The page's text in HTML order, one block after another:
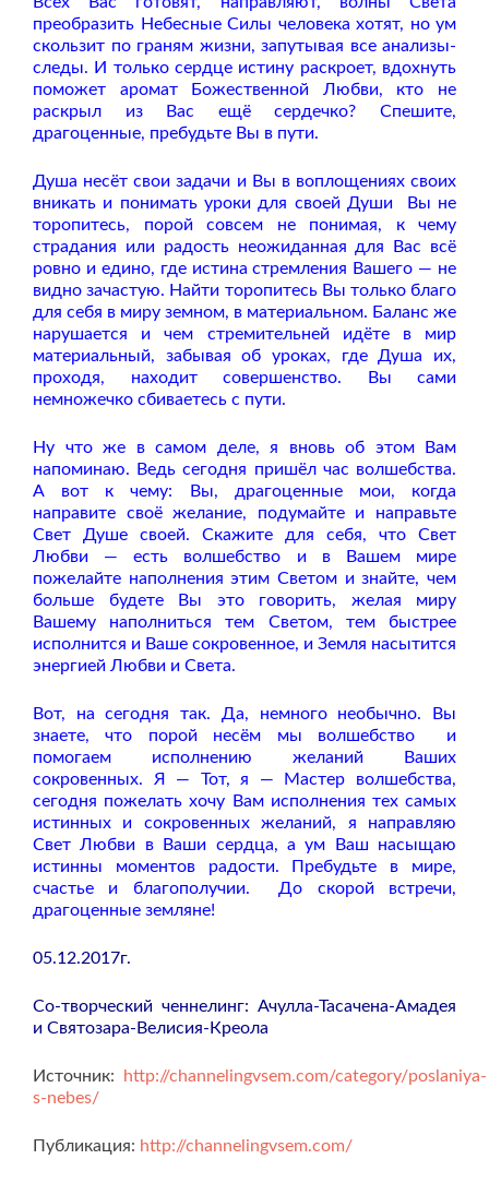
преобразить Небесные Силы человека хотят, но ум
скользит по граням жизни, запутывая все анализы-
следы. И только сердце истину раскроет, вдохнуть
поможет аромат Божественной Любви, кто не
раскрыл из Вас ещё сердечко? Спешите,
драгоценные, пребудьте Вы в пути.
Душа несёт свои задачи и Вы в воплощениях своих
вникать и понимать уроки для своей Души
Вы не
торопитесь, порой совсем не понимая, к чему
страдания или радость неожиданная для Вас всё
ровно и едино, где истина стремления Вашего — не
видно зачастую. Найти торопитесь Вы только благо
для себя в миру земном, в материальном. Баланс же
нарушается и чем стремительней идёте в мир
материальный, забывая об уроках, где Душа их,
проходя, находит совершенство. Вы сами
немножечко сбиваетесь с пути.
Ну что же в самом деле, я вновь об этом Вам
напоминаю. Ведь сегодня пришёл час волшебства.
А вот к чему: Вы, драгоценные мои, когда
направите своё желание, подумайте и направьте
Свет Душе своей. Скажите для себя, что Свет
Любви — есть волшебство и в Вашем мире
пожелайте наполнения этим Светом и знайте, чем
больше будете Вы это говорить, желая миру
Вашему наполниться тем Светом, тем быстрее
исполнится и Ваше сокровенное, и Земля насытится
энергией Любви и Света.
Вот, на сегодня так. Да, немного необычно. Вы
знаете, что порой несём мы волшебство
и
помогаем исполнению желаний Ваших
сокровенных. Я — Тот, я — Мастер волшебства,
сегодня пожелать хочу Вам исполнения тех самых
истинных и сокровенных желаний, я направляю
Свет Любви в Ваши сердца, а ум Ваш насыщаю
истинны моментов радости. Пребудьте в мире,
счастье и благополучии.
До скорой встречи,
драгоценные земляне!
05.12.2017г.
Со-творческий ченнелинг: Ачулла-Тасачена-Амадея
и Святозара-Велисия-Креола
Источник:
http://channelingvsem.com/category/poslaniya-
s-nebes/
Публикация: http://channelingvsem.com/